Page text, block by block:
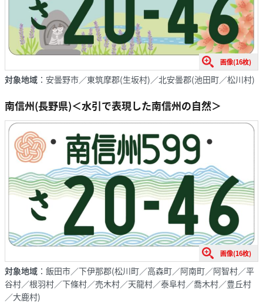
画像(16枚)
対象地域 ：安曇野市／東筑摩郡(生坂村)／北安曇郡(池田町／松川村)
南信州(長野県)＜水引で表現した南信州の自然＞
画像(16枚)
対象地域 ：飯田市／下伊那郡(松川町／高森町／阿南町／阿智村／平
谷村／根羽村／下條村／売木村／天龍村／泰阜村／喬木村／豊丘村
／大鹿村)